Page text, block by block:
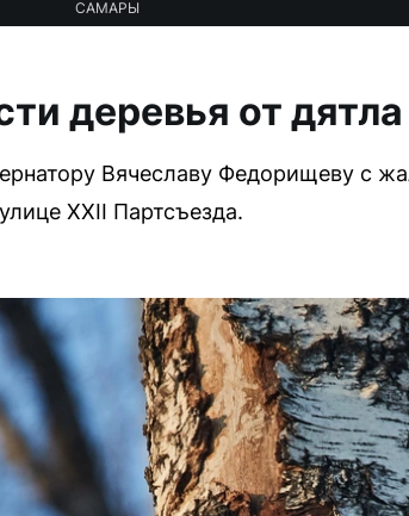
САМАРЫ
деревья от дятла
Вячеславу Федорищеву с
XXII Партсъезда.